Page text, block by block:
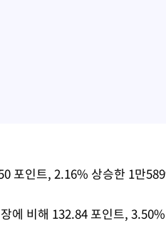
포인트, 2.16% 상승한 1만
에 비해 132.84 포인트,